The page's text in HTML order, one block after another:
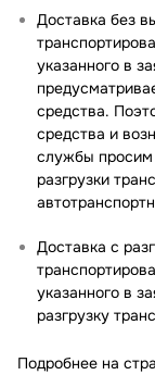
Доставка без
указанного в
средства.
средства и
службы просим
разгрузки
Доставка с
указанного в
разгрузку
Подробнее на